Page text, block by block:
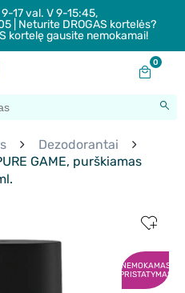
17 val. V 9-15:45,
| Neturite DROGAS kortelės?
kortelę gausite nemokamai!
0
Dezodorantai
GAME, purškiamas
NEMOKAMAS
PRISTATYMAS